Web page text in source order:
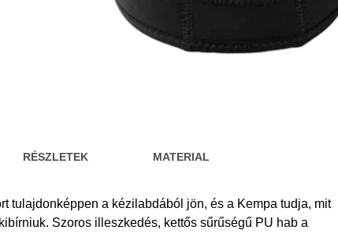
RÉSZLETEK MATERIAL
tulajdonképpen a kézilabdából jön, és a Kempa tudja, mit
Szoros illeszkedés, kettős sűrűségű PU hab a